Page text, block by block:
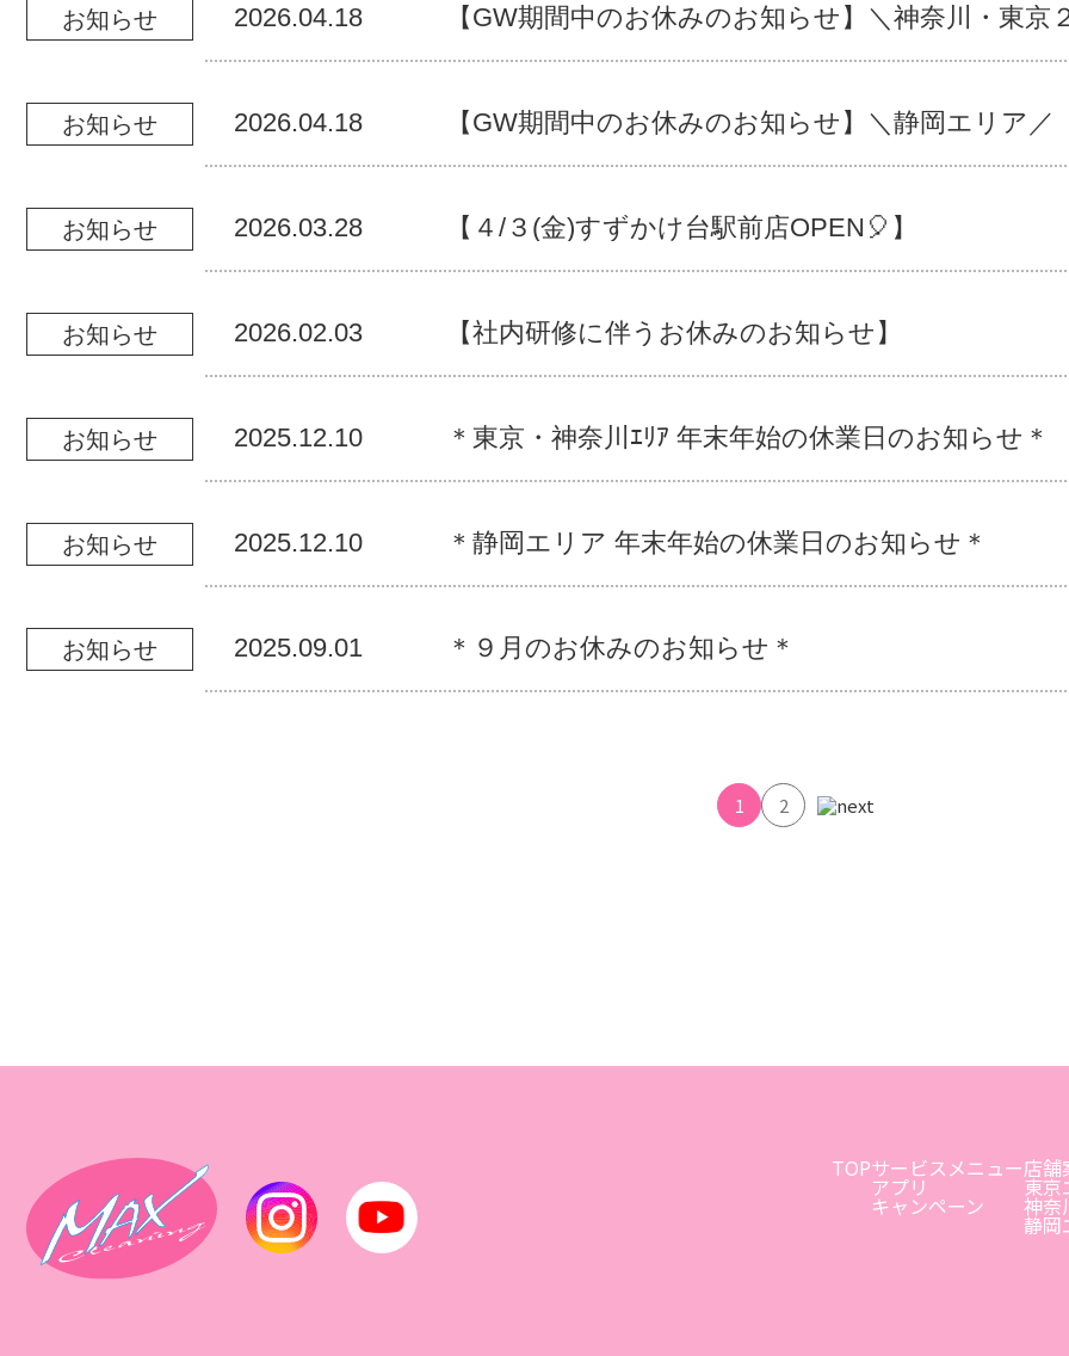
お知らせ 2026.04.18 【GW期間中のお休みのお知らせ】＼神奈川・東京
お知らせ 2026.04.18 【GW期間中のお休みのお知らせ】＼静岡エリア／
お知らせ 2026.03.28 【４/３(金)すずかけ台駅前店OPEN🎈】
お知らせ 2026.02.03 【社内研修に伴うお休みのお知らせ】
お知らせ 2025.12.10 ＊東京・神奈川ｴﾘｱ 年末年始の休業日のお知らせ＊
お知らせ 2025.12.10 ＊静岡エリア 年末年始の休業日のお知らせ＊
お知らせ 2025.09.01 ＊９月のお休みのお知らせ＊
1 2
TOPサービスメニュー
アプリ
キャンペーン
店舗
東京
神奈
静岡